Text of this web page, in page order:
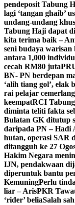
pendeposit Tabung
lagi ‘tangan ghaib’
undang-undang
Tabung Haji dapat
kita terima baik –
seni budaya warisan
antara 1,000
cecah RM80 juta
BN- PN berdepan
‘alih tiang gol’,
rai pelajar
keempatRCI
diminta teliti fakta
Bulatan GK ditutup
daripada PN – Hadi
hutan, operasi SAR
ditangguh ke 27
Hakim Negara
IJN, pendakwaan
diperuntuk bantu
KemuningPerlu
liar – ArisPKR
‘rider’ beliaSalah